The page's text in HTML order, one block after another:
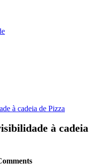
à cadeia de Pizza
à cadeia